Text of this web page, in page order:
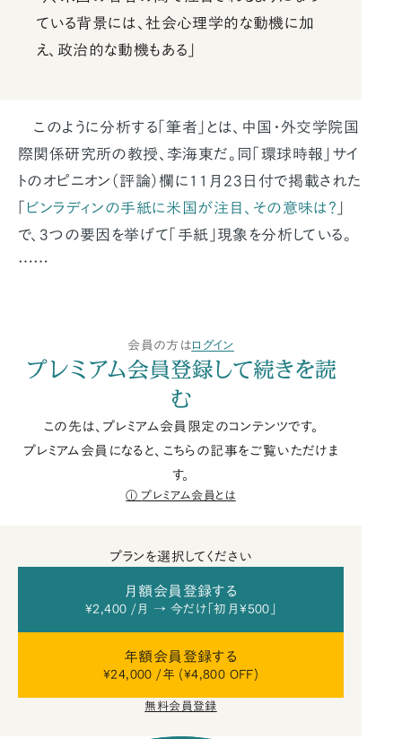
ている背景には、社会心理学的な動機に加
え、政治的な動機もある」
このように分析する「筆者」とは、中国・外交学院国
際関係研究所の教授、李海東だ。同「環球時報」サイ
トのオピニオン（評論）欄に11月23日付で掲載された
ビンラディンの手紙に米国が注目、その意味は？
で、3つの要因を挙げて「手紙」現象を分析している。
……
会員の方はログイン
プレミアム会員登録して続きを読
む
この先は、プレミアム会員限定のコンテンツです。
プレミアム会員になると、こちらの記事をご覧いただけま
す。
プレミアム会員とは
プランを選択してください
月額会員登録する
¥2,400 /月 → 今だけ「初月¥500」
年額会員登録する
¥24,000 /年 (¥4,800 OFF)
無料会員登録